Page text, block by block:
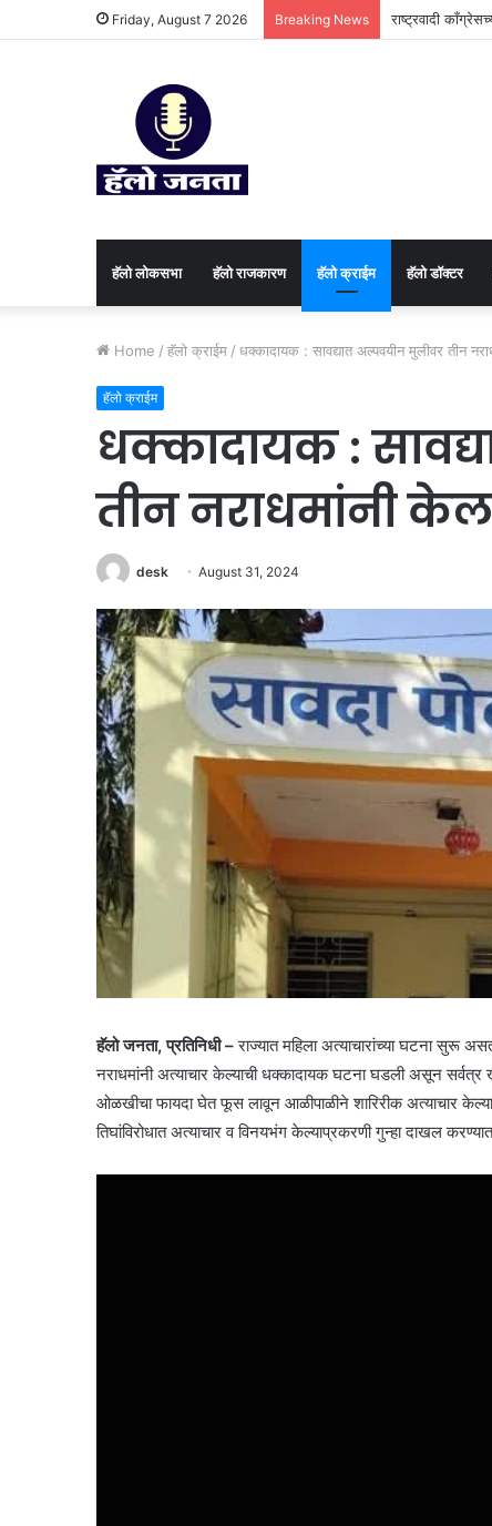
Friday, August 7 2026 Breaking News राष्ट्रवादी
हॅलो लोकसभा हॅलो राजकारण ⁠हॅलो क्राईम हॅलो डॉक्टर
Home / ⁠हॅलो क्राईम / धक्कादायक : सावद्यात अल्पवयीन मुलीवर तीन
⁠हॅलो क्राईम
धक्कादायक :
तीन नराधमांनी
desk August 31, 2024
हॅलो जनता, प्रतिनिधी –राज्यात महिला अत्याचारांच्या घटना सुरू
नराधमांनी अत्याचार केल्याची धक्कादायक घटना घडली असून
ओळखीचा फायदा घेत फूस लावून आळीपाळीने शारिरीक अत्याचार
तिघांविरोधात अत्याचार व विनयभंग केल्याप्रकरणी गुन्हा दाखल